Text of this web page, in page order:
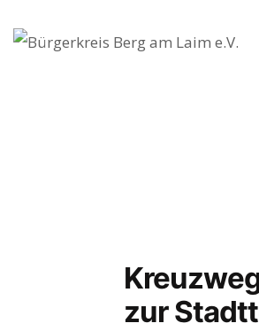
Startseite
Datenschutz
zur